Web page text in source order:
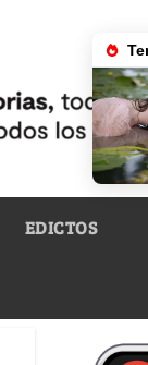
EDICTOS